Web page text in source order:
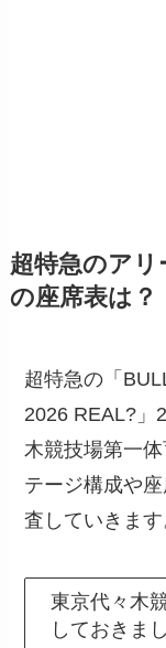
超特急のア
の座席表は？
超特急の「
2026 REAL?」
木競技場第一
テージ構成や
査していきます
東京代々木
しておきま